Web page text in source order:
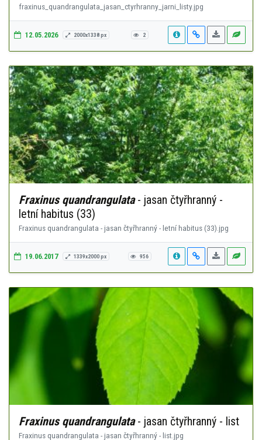
fraxinus_quandrangulata_jasan_ctyrhranny_jarni_listy.jpg
12.05.2026 2000x1338 px 2
Fraxinus quandrangulata- jasan čtyřhranný -
letní habitus (33)
Fraxinus quandrangulata - jasan čtyřhranný - letní habitus (33).jpg
19.06.2017 1339x2000 px 956
Fraxinus quandrangulata- jasan čtyřhranný - list
Fraxinus quandrangulata - jasan čtyřhranný - list.jpg